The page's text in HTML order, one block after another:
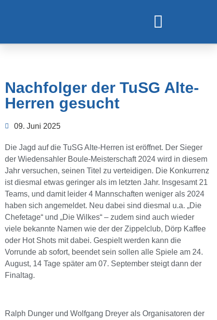
Nachfolger der TuSG Alte-
Herren gesucht
09. Juni 2025
Die Jagd auf die TuSG Alte-Herren ist eröffnet. Der Sieger
der Wiedensahler Boule-Meisterschaft 2024 wird in diesem
Jahr versuchen, seinen Titel zu verteidigen. Die Konkurrenz
ist diesmal etwas geringer als im letzten Jahr. Insgesamt 21
Teams, und damit leider 4 Mannschaften weniger als 2024
haben sich angemeldet. Neu dabei sind diesmal u.a. „Die
Chefetage“ und „Die Wilkes“ – zudem sind auch wieder
viele bekannte Namen wie der der Zippelclub, Dörp Kaffee
oder Hot Shots mit dabei. Gespielt werden kann die
Vorrunde ab sofort, beendet sein sollen alle Spiele am 24.
August, 14 Tage später am 07. September steigt dann der
Finaltag.
Ralph Dunger und Wolfgang Dreyer als Organisatoren der